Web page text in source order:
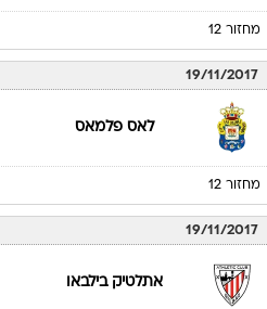
מחזור 12
19/11/2017
לאס פלמאס
מחזור 12
19/11/2017
אתלטיק בילבאו